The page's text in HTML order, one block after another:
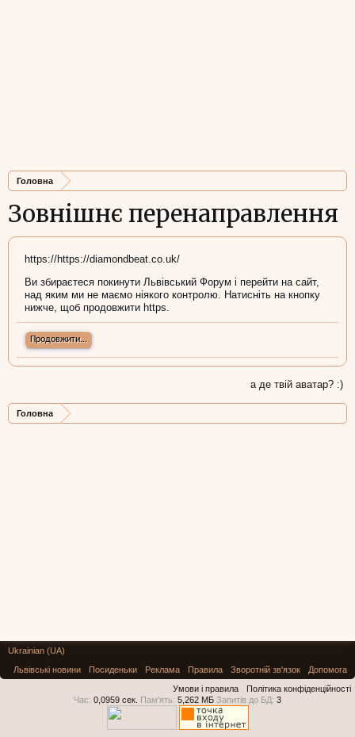
Головна
Зовнішнє перенаправлення
https://https://diamondbeat.co.uk/
Ви збираєтеся покинути Львівський Форум і перейти на сайт,
над яким ми не маємо ніякого контролю. Натисніть на кнопку
нижче, щоб продовжити https.
Продовжити...
а де твій аватар? :)
Головна
Ukrainian (UA)
Львівські новини
Посиденьки Реклама Правила Зворотній зв'язок
Допомога
Умови і правила
Політика конфіденційності
Час: 0,0959 сек. Пам'ять: 5,262 МБ Запитів до БД: 3